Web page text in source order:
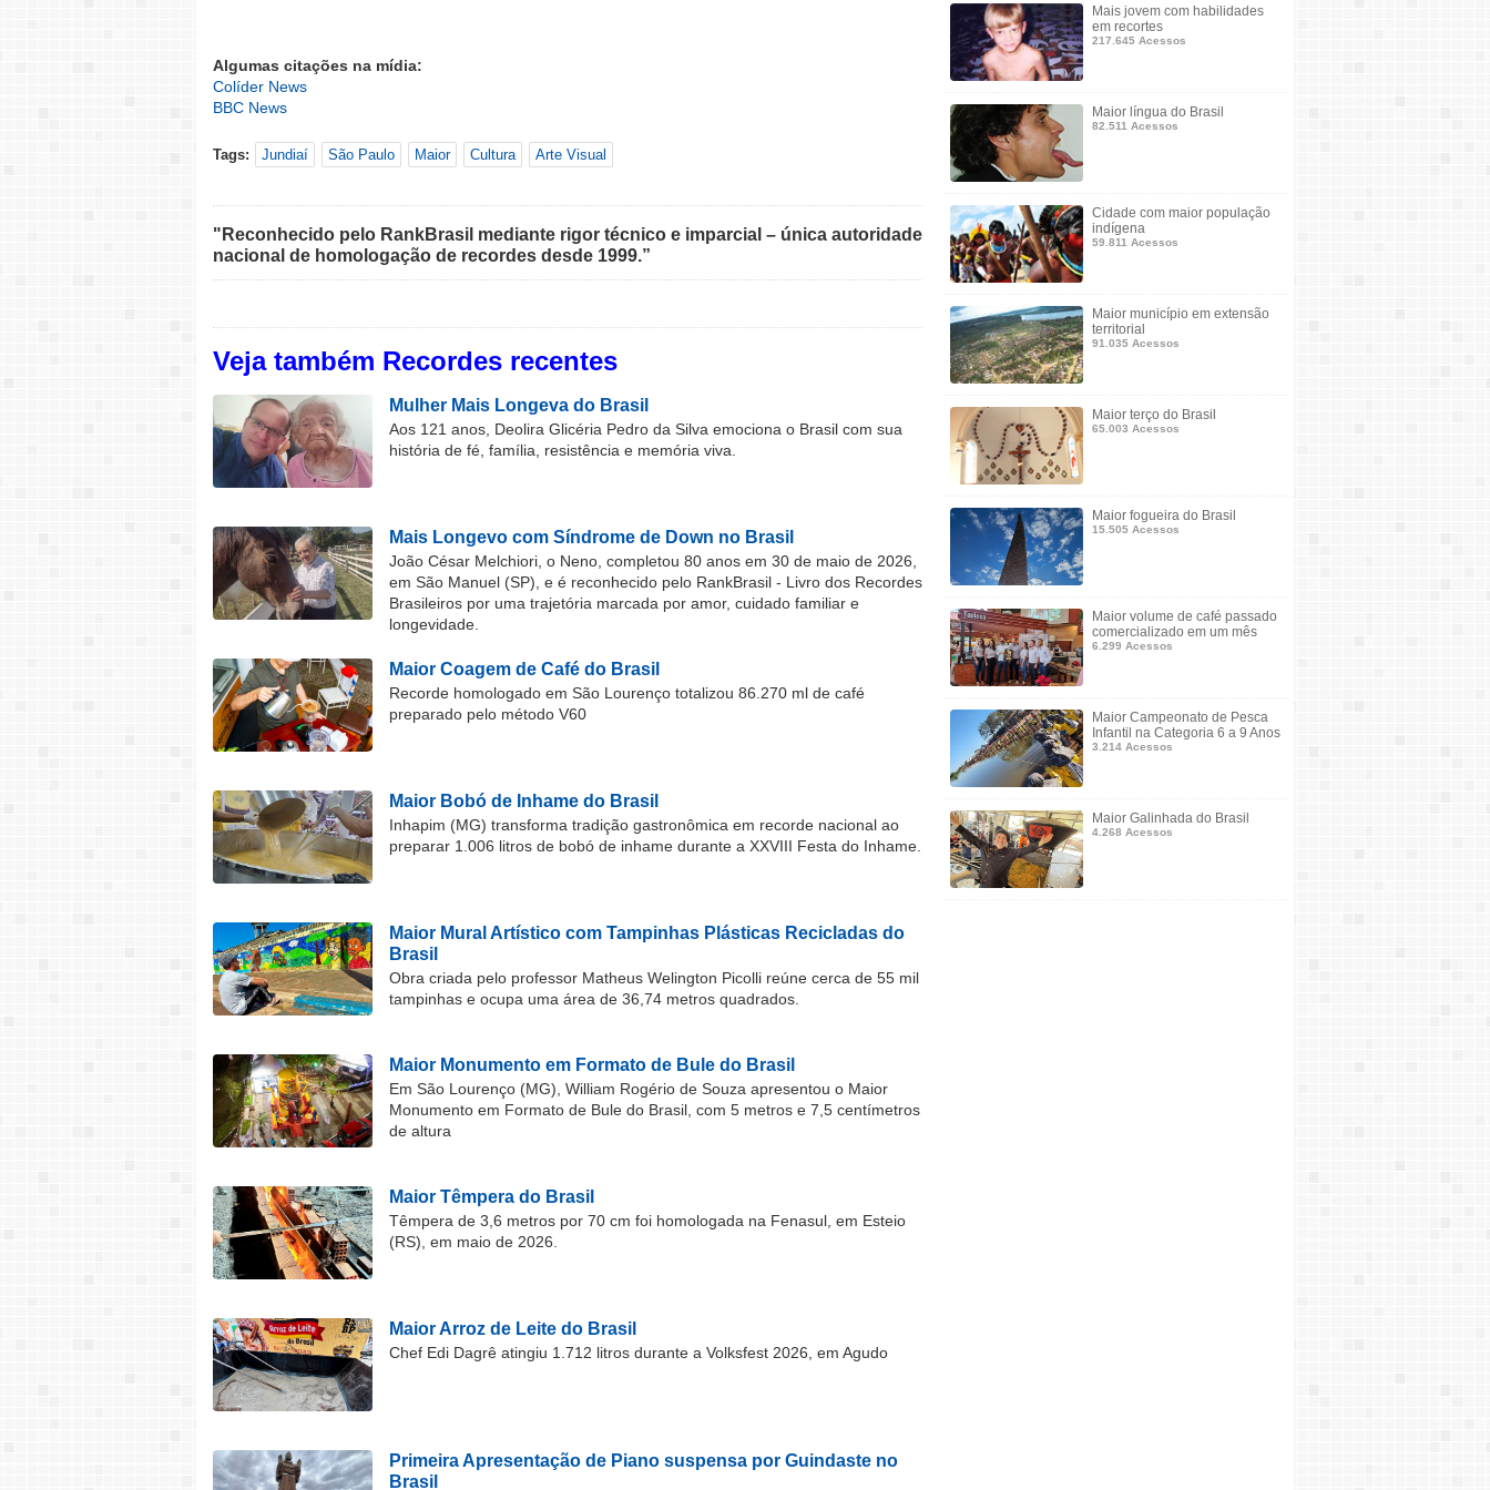
Algumas citações na mídia:
Colíder News
BBC News
Tags: Jundiaí São Paulo Maior Cultura Arte Visual
"Reconhecido pelo RankBrasil mediante rigor técnico e imparcial – única autoridade
nacional de homologação de recordes desde 1999.”
Veja também Recordes recentes
Mulher Mais Longeva do Brasil
Aos 121 anos, Deolira Glicéria Pedro da Silva emociona o Brasil com sua
história de fé, família, resistência e memória viva.
Mais Longevo com Síndrome de Down no Brasil
João César Melchiori, o Neno, completou 80 anos em 30 de maio de 2026,
em São Manuel (SP), e é reconhecido pelo RankBrasil - Livro dos Recordes
Brasileiros por uma trajetória marcada por amor, cuidado familiar e
longevidade.
Maior Coagem de Café do Brasil
Recorde homologado em São Lourenço totalizou 86.270 ml de café
preparado pelo método V60
Maior Bobó de Inhame do Brasil
Inhapim (MG) transforma tradição gastronômica em recorde nacional ao
preparar 1.006 litros de bobó de inhame durante a XXVIII Festa do Inhame.
Maior Mural Artístico com Tampinhas Plásticas Recicladas do
Brasil
Obra criada pelo professor Matheus Welington Picolli reúne cerca de 55 mil
tampinhas e ocupa uma área de 36,74 metros quadrados.
Maior Monumento em Formato de Bule do Brasil
Em São Lourenço (MG), William Rogério de Souza apresentou o Maior
Monumento em Formato de Bule do Brasil, com 5 metros e 7,5 centímetros
de altura
Maior Têmpera do Brasil
Têmpera de 3,6 metros por 70 cm foi homologada na Fenasul, em Esteio
(RS), em maio de 2026.
Maior Arroz de Leite do Brasil
Chef Edi Dagrê atingiu 1.712 litros durante a Volksfest 2026, em Agudo
Primeira Apresentação de Piano suspensa por Guindaste no
Brasil
Mais jovem com habilidades
em recortes
217.645 Acessos
Maior língua do Brasil
82.511 Acessos
Cidade com maior população
indígena
59.811 Acessos
Maior município em extensão
territorial
91.035 Acessos
Maior terço do Brasil
65.003 Acessos
Maior fogueira do Brasil
15.505 Acessos
Maior volume de café passado
comercializado em um mês
6.299 Acessos
Maior Campeonato de Pesca
Infantil na Categoria 6 a 9 Anos
3.214 Acessos
Maior Galinhada do Brasil
4.268 Acessos